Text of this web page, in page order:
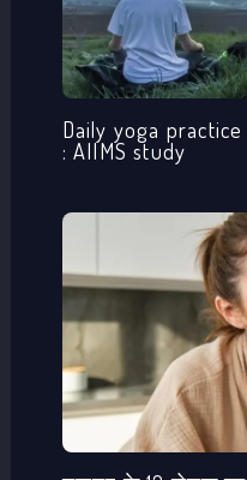
Daily yoga
: AIIMS study